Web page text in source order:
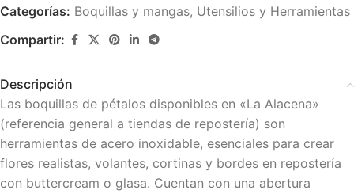
Categorías: Boquillas y mangas, Utensilios y Herramientas
Compartir:
Descripción
Las boquillas de pétalos disponibles en «La Alacena»
(referencia general a tiendas de repostería) son
herramientas de acero inoxidable, esenciales para crear
flores realistas, volantes, cortinas y bordes en repostería
con buttercream o glasa. Cuentan con una abertura